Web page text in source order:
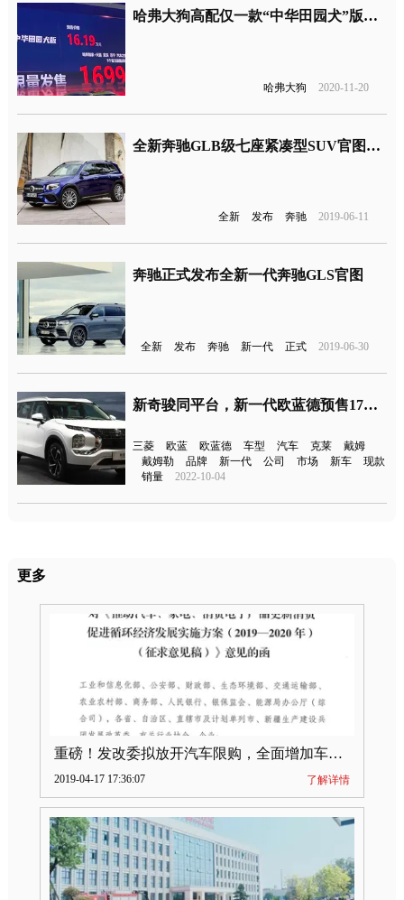
哈弗大狗高配仅一款“中华田园犬”版本，16.19万元还限量？
哈弗大狗 2020-11-20
全新奔驰GLB级七座紧凑型SUV官图发布 由北京奔驰引入国产
全新 发布 奔驰 2019-06-11
奔驰正式发布全新一代奔驰GLS官图
全新 发布 奔驰 新一代 正式 2019-06-30
新奇骏同平台，新一代欧蓝德预售17万元起
三菱 欧蓝 欧蓝德 车型 汽车 克莱
戴姆
戴姆勒
品牌 新一代 公司 市场 新车
现款
销量
2022-10-04
更多
重磅！发改委拟放开汽车限购，全面增加车牌指标
2019-04-17 17:36:07 了解详情